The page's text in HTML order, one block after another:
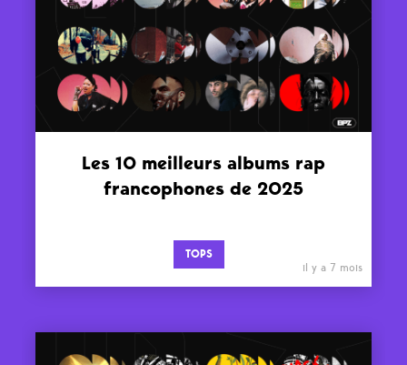
Les 10 meilleurs albums rap
francophones de 2025
TOPS
il y a 7 mois